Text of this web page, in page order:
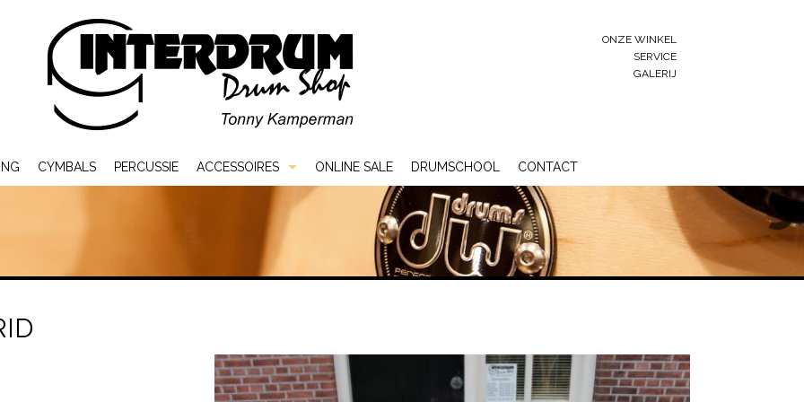
ONZE WINKEL
SERVICE
GALERIJ
CYMBALS PERCUSSIE ACCESSOIRES ONLINE SALE DRUMSCHOOL CONTACT